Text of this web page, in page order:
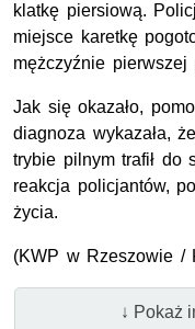
klatkę piersiową.
miejsce karetkę
mężczyźnie pierwszej
Jak się okazało,
diagnoza wykazała,
trybie pilnym trafił do
reakcja policjantów,
życia.
(KWP w Rzeszowie /
↓ Pokaż